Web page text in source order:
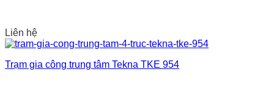
Liên hệ
Trạm gia công trung tâm Tekna TKE 954